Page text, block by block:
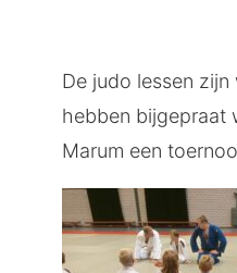
De judo lessen
hebben bijgepraat
Marum een